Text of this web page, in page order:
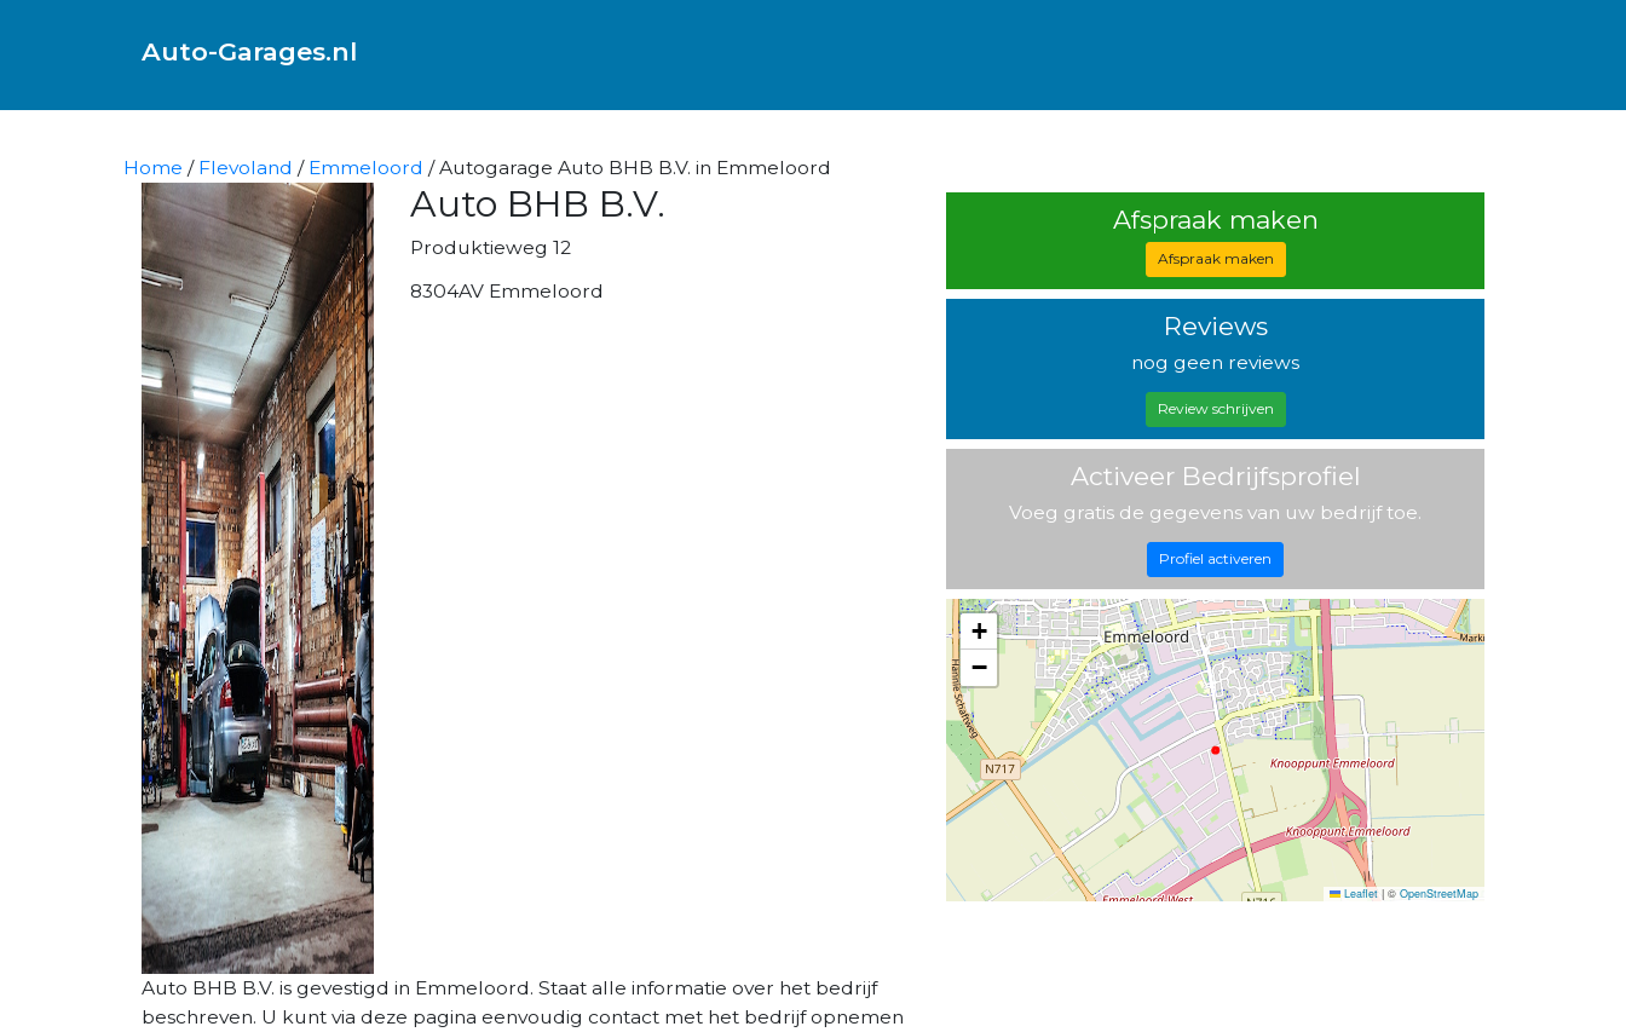
Auto-Garages.nl
Home / Flevoland / Emmeloord / Autogarage Auto BHB B.V. in Emmeloord
Auto BHB B.V.
Produktieweg 12
8304AV Emmeloord
Auto BHB B.V. is gevestigd in Emmeloord. Staat alle informatie over het bedrijf
beschreven. U kunt via deze pagina eenvoudig contact met het bedrijf opnemen
Afspraak maken
Afspraak maken
Reviews
nog geen reviews
Review schrijven
Activeer Bedrijfsprofiel
Voeg gratis de gegevens van uw bedrijf toe.
Profiel activeren
+
−
Leaflet | © OpenStreetMap